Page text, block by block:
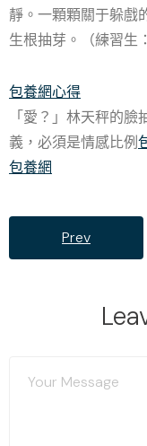
靜。一顆顆關于躲戲
生根抽芽。（練習生
包養網心得
「愛？」林天秤的
義，必須是情感比例
包養網
Prev